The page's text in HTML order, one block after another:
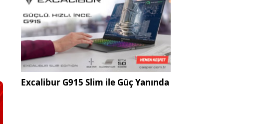
Excalibur G915 Slim ile Güç Yanında